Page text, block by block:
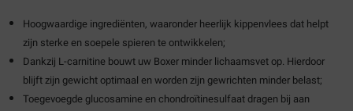
Hoogwaardige ingrediënten, waaronder heerlijk kippenvlees dat helpt
zijn sterke en soepele spieren te ontwikkelen;
Dankzij L-carnitine bouwt uw Boxer minder lichaamsvet op. Hierdoor
blijft zijn gewicht optimaal en worden zijn gewrichten minder belast;
Toegevoegde glucosamine en chondroïtinesulfaat dragen bij aan